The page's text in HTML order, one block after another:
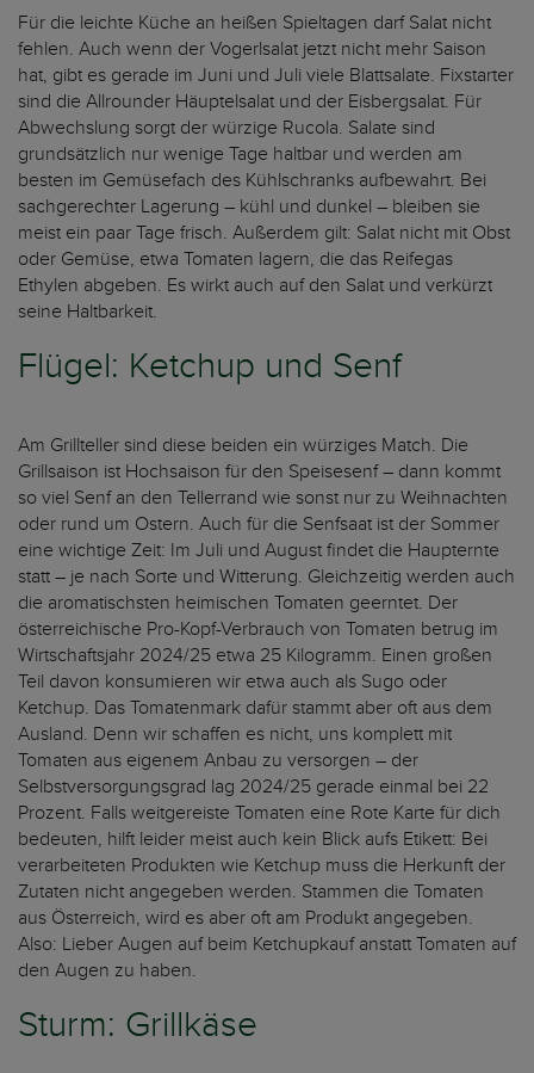
Für die leichte Küche an heißen Spieltagen darf Salat nicht
fehlen. Auch wenn der Vogerlsalat jetzt nicht mehr Saison
hat, gibt es gerade im Juni und Juli viele Blattsalate. Fixstarter
sind die Allrounder Häuptelsalat und der Eisbergsalat. Für
Abwechslung sorgt der würzige Rucola. Salate sind
grundsätzlich nur wenige Tage haltbar und werden am
besten im Gemüsefach des Kühlschranks aufbewahrt. Bei
sachgerechter Lagerung – kühl und dunkel – bleiben sie
meist ein paar Tage frisch. Außerdem gilt: Salat nicht mit Obst
oder Gemüse, etwa Tomaten lagern, die das Reifegas
Ethylen abgeben. Es wirkt auch auf den Salat und verkürzt
seine Haltbarkeit.
Flügel: Ketchup und Senf
Am Grillteller sind diese beiden ein würziges Match. Die
Grillsaison ist Hochsaison für den Speisesenf – dann kommt
so viel Senf an den Tellerrand wie sonst nur zu Weihnachten
oder rund um Ostern. Auch für die Senfsaat ist der Sommer
eine wichtige Zeit: Im Juli und August findet die Haupternte
statt – je nach Sorte und Witterung. Gleichzeitig werden auch
die aromatischsten heimischen Tomaten geerntet. Der
österreichische Pro-Kopf-Verbrauch von Tomaten betrug im
Wirtschaftsjahr 2024/25 etwa 25 Kilogramm. Einen großen
Teil davon konsumieren wir etwa auch als Sugo oder
Ketchup. Das Tomatenmark dafür stammt aber oft aus dem
Ausland. Denn wir schaffen es nicht, uns komplett mit
Tomaten aus eigenem Anbau zu versorgen – der
Selbstversorgungsgrad lag 2024/25 gerade einmal bei 22
Prozent. Falls weitgereiste Tomaten eine Rote Karte für dich
bedeuten, hilft leider meist auch kein Blick aufs Etikett: Bei
verarbeiteten Produkten wie Ketchup muss die Herkunft der
Zutaten nicht angegeben werden. Stammen die Tomaten
aus Österreich, wird es aber oft am Produkt angegeben.
Also: Lieber Augen auf beim Ketchupkauf anstatt Tomaten auf
den Augen zu haben.
Sturm: Grillkäse